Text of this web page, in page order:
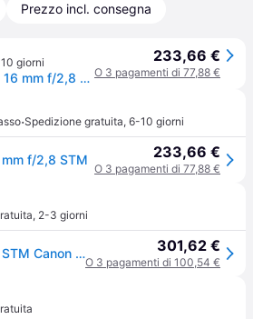
Prezzo incl. consegna
giorni
Obiettivo Canon RF 16 mm f/2,8 STM
233,66 €
O 3 pagamenti di 77,88 €
·Spedizione gratuita, 6-10 giorni
f/2,8 STM 233,66 €
O 3 pagamenti di 77,88 €
, 2-3 giorni
Canon RF 16 mm f/2,8 STM Canon RF 301,62 €
O 3 pagamenti di 100,54 €